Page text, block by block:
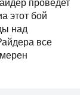
проведет
этот бой
над
все